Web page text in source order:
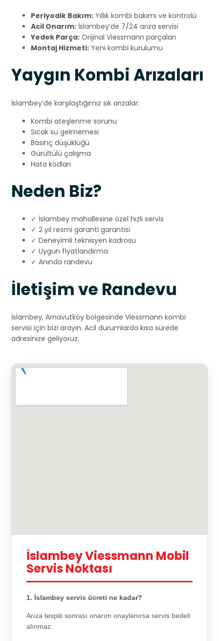
Periyodik Bakım: Yıllık kombi bakımı ve kontrolü
Acil Onarım: İslambey’de 7/24 arıza servisi
Yedek Parça: Orijinal Viessmann parçaları
Montaj Hizmeti: Yeni kombi kurulumu
Yaygın Kombi Arızaları
İslambey’de karşılaştığımız sık arızalar:
Kombi ateşlenme sorunu
Sıcak su gelmemesi
Basınç düşüklüğü
Gürültülü çalışma
Hata kodları
Neden Biz?
✓ İslambey mahallesine özel hızlı servis
✓ 2 yıl resmi garanti garantisi
✓ Deneyimli teknisyen kadrosu
✓ Uygun fiyatlandırma
✓ Anında randevu
İletişim ve Randevu
İslambey, Arnavutköy bölgesinde Viessmann kombi
servisi için bizi arayın. Acil durumlarda kısa sürede
adresinize geliyoruz.
İslambey Viessmann Mobil
Servis Noktası
1. İslambey servis ücreti ne kadar?
Arıza tespiti sonrası onarım onaylanırsa servis bedeli
alınmaz.